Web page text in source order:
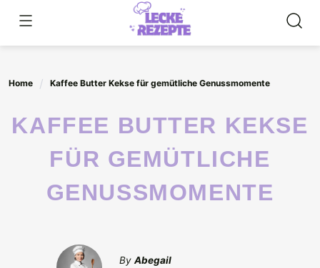
content
Home Kaffee Butter Kekse für gemütliche Genussmomente
KAFFEE BUTTER KEKSE
FÜR GEMÜTLICHE
GENUSSMOMENTE
By Abegail